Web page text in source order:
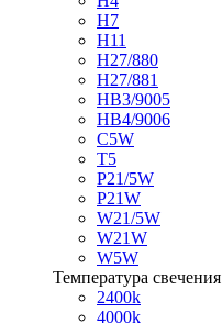
H7
H11
H27/880
H27/881
HB3/9005
HB4/9006
C5W
T5
P21/5W
P21W
W21/5W
W21W
W5W
Температура свечения
2400k
4000k